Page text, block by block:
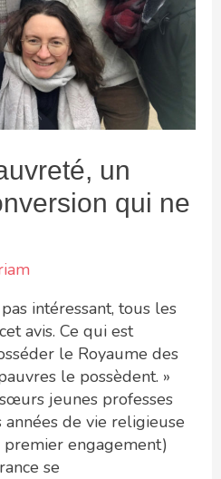
un
qui ne
intéressant, tous les
avis. Ce qui est
le Royaume des
le possèdent. »
jeunes professes
de vie religieuse
engagement)
se